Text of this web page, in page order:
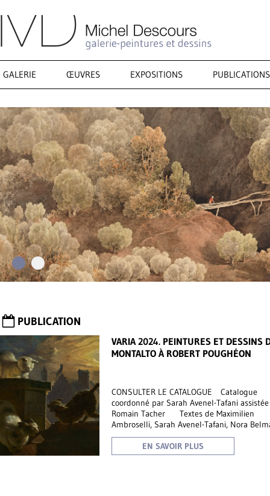
GALERIE ŒUVRES EXPOSITIONS PUBLICATIONS
PUBLICATION
VARIA 2024. PEINTURES ET DESSINS
MONTALTO À ROBERT POUGHÉON
CONSULTER LE CATALOGUE Catalogue
coordonné par Sarah Avenel-Tafani
Romain Tacher Textes de Maximilien
Ambroselli, Sarah Avenel-Tafani, Nora
Caroline Girard, Charlotte Lange, François
Marandet, JaneEN SAVOIR PLUS